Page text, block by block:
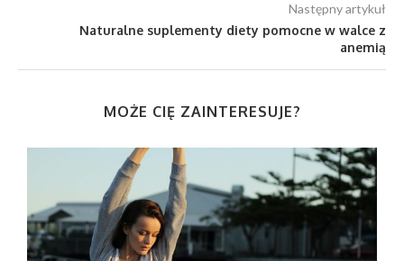
Następny artykuł
Naturalne suplementy diety pomocne w walce z
anemią
MOŻE CIĘ ZAINTERESUJE?